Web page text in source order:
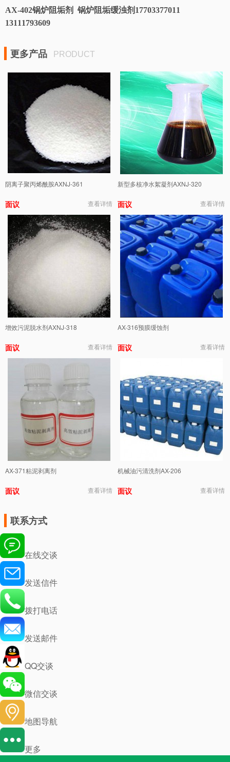
AX-402锅炉阻垢剂 锅炉阻垢缓浊剂17703377011
13111793609
更多产品 PRODUCT
阴离子聚丙烯酰胺AXNJ-361
面议 查看详情
新型多核净水絮凝剂AXNJ-320
面议 查看详情
增效污泥脱水剂AXNJ-318
面议 查看详情
AX-316预膜缓蚀剂
面议 查看详情
AX-371粘泥剥离剂
面议 查看详情
机械油污清洗剂AX-206
面议 查看详情
联系方式
在线交谈
发送信件
拨打电话
发送邮件
QQ交谈
微信交谈
地图导航
更多